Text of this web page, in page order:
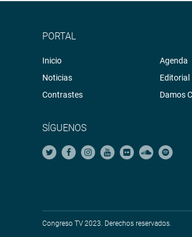
PORTAL
Inicio
Noticias
Contrastes
Agenda
Editorial
Damos
SÍGUENOS
Congreso TV 2023. Derechos reservados.